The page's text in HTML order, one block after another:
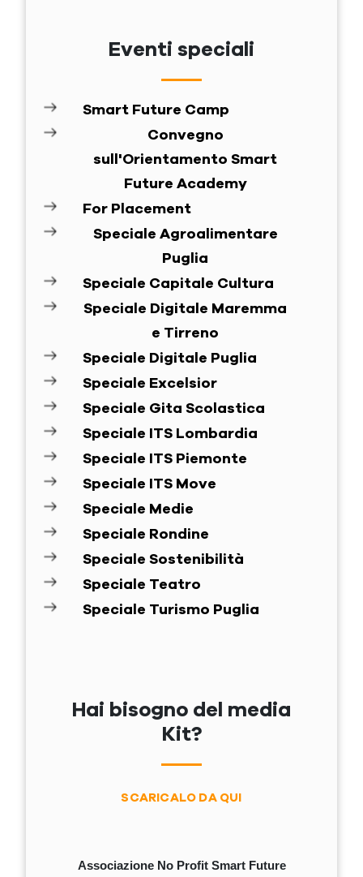
Eventi speciali
Smart Future Camp
Convegno
sull'Orientamento Smart
Future Academy
For Placement
Speciale Agroalimentare
Puglia
Speciale Capitale Cultura
Speciale Digitale Maremma
e Tirreno
Speciale Digitale Puglia
Speciale Excelsior
Speciale Gita Scolastica
Speciale ITS Lombardia
Speciale ITS Piemonte
Speciale ITS Move
Speciale Medie
Speciale Rondine
Speciale Sostenibilità
Speciale Teatro
Speciale Turismo Puglia
Hai bisogno del media
Kit?
SCARICALO DA QUI
Associazione No Profit Smart Future